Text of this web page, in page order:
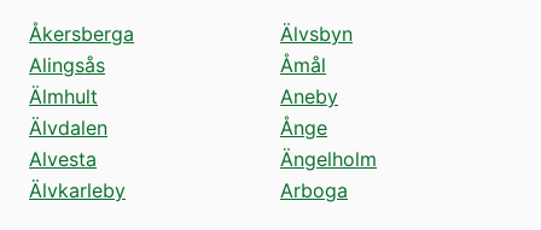
Åkersberga
Alingsås
Älmhult
Älvdalen
Alvesta
Älvkarleby
Älvsbyn
Åmål
Aneby
Ånge
Ängelholm
Arboga